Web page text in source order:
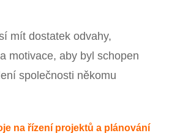
mít dostatek odvahy,
motivace, aby byl schopen
společnosti někomu
na řízení projektů a plánování